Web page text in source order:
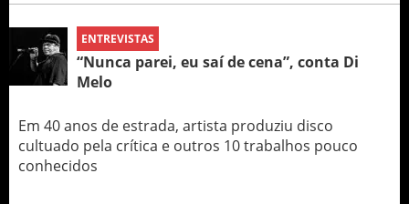
ENTREVISTAS
“Nunca parei, eu saí de cena”, conta Di
Melo
Em 40 anos de estrada, artista produziu disco
cultuado pela crítica e outros 10 trabalhos pouco
conhecidos